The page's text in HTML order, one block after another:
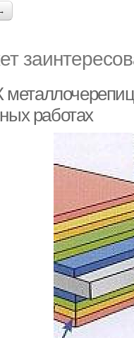
работах